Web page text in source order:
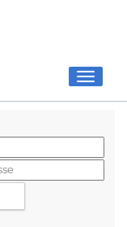
Toggle